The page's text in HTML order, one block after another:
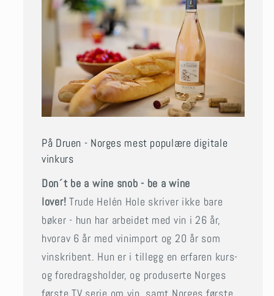
På Druen - Norges mest populære digitale
vinkurs
Don´t be a wine snob - be a wine
lover!Trude Helén Hole skriver ikke bare
bøker - hun har arbeidet med vin i 26 år,
hvorav 6 år med vinimport og 20 år som
vinskribent. Hun er i tillegg en erfaren kurs-
og foredragsholder, og produserte Norges
første TV serie om vin, samt Norges første